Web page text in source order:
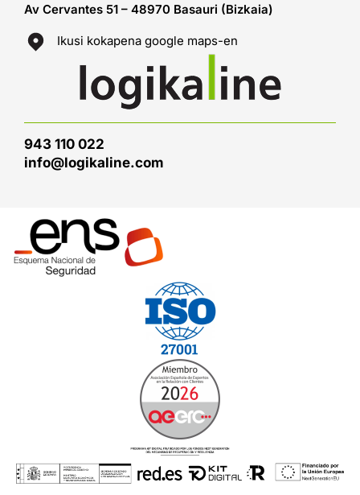
Av Cervantes 51 – 48970 Basauri (Bizkaia)
Ikusi kokapena google maps-en
943 110 022
info@logikaline.com